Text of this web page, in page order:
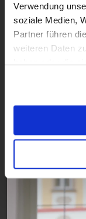
Verwendung
soziale Medien,
Partner führen
weiteren Daten
VIDEO
Sendung